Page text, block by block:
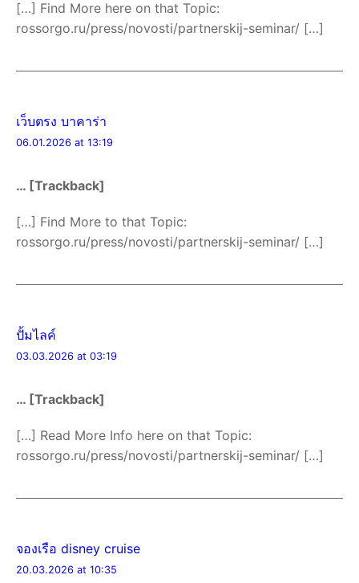
[…] Find More here on that Topic:
rossorgo.ru/press/novosti/partnerskij-seminar/ […]
เว็บตรง บาคาร่า
06.01.2026 at 13:19
… [Trackback]
[…] Find More to that Topic:
rossorgo.ru/press/novosti/partnerskij-seminar/ […]
ปั้มไลค์
03.03.2026 at 03:19
… [Trackback]
[…] Read More Info here on that Topic:
rossorgo.ru/press/novosti/partnerskij-seminar/ […]
จองเรือ disney cruise
20.03.2026 at 10:35